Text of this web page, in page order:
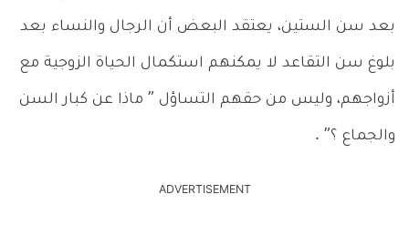
بعد سن الستين، يعتقد البعض أن الرجال والنساء بعد
بلوغ سن التقاعد لا يمكنهم استكمال الحياة الزوجية مع
أزواجهم، وليس من حقهم التساؤل ” ماذا عن كبار السن
والجماع ؟” .
ADVERTISEMENT